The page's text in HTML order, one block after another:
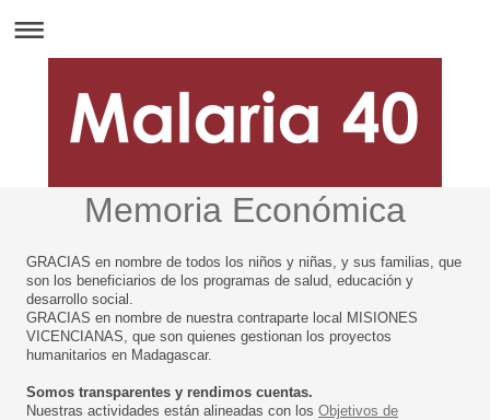
Memoria Económica
GRACIAS en nombre de todos los niños y niñas, y sus familias, que
son los beneficiarios de los programas de salud, educación y
desarrollo social.
GRACIAS en nombre de nuestra contraparte local MISIONES
VICENCIANAS, que son quienes gestionan los proyectos
humanitarios en Madagascar.
Somos transparentes y rendimos cuentas.
Nuestras actividades están alineadas con los Objetivos de